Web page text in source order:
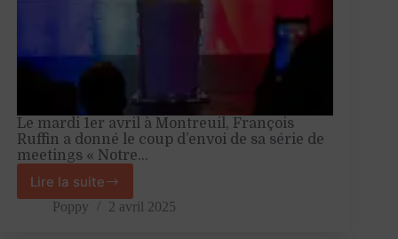
Le mardi 1er avril à Montreuil, François
Ruffin a donné le coup d’envoi de sa série de
meetings « Notre…
Lire la suite
« Le
moment
Poppy 2 avril 2025